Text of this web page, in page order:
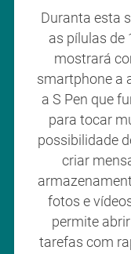
Duranta esta
as pílulas de
mostrará
smartphone a
a S Pen que
para tocar
possibilidade
criar
fotos e
permite
tarefas com